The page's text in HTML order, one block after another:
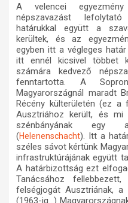
A velencei
népszavazást
határukkal együtt a
kerültek, és az
egyben itt a végleges
itt ennél kicsivel többet
számára kedvező
fenntartotta. A
Magyarországnál maradt
Récény külterületén (ez a
Ausztriához került, és
szénbányának egy
(Helenenschacht). Itt a
széles sávot kértünk
infrastruktúrájának együtt
A határbizottság ezt
Tanácsához
felségjogát Ausztriának,
(1963-ig...)